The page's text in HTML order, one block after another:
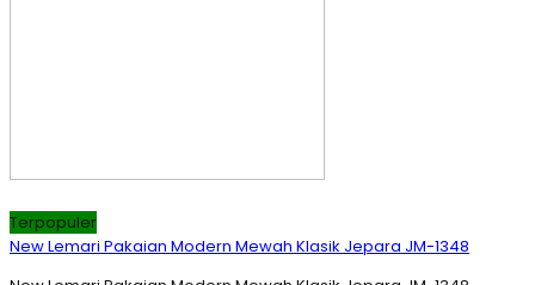
Terpopuler
New Lemari Pakaian Modern Mewah Klasik Jepara JM-1348